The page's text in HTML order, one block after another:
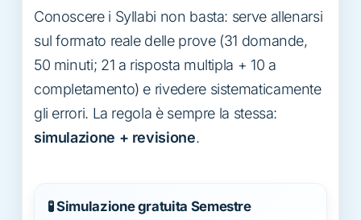
Conoscere i Syllabi non basta: serve allenarsi
sul formato reale delle prove (31 domande,
50 minuti; 21 a risposta multipla + 10 a
completamento) e rivedere sistematicamente
gli errori. La regola è sempre la stessa:
simulazione + revisione.
🧪 Simulazione gratuita Semestre